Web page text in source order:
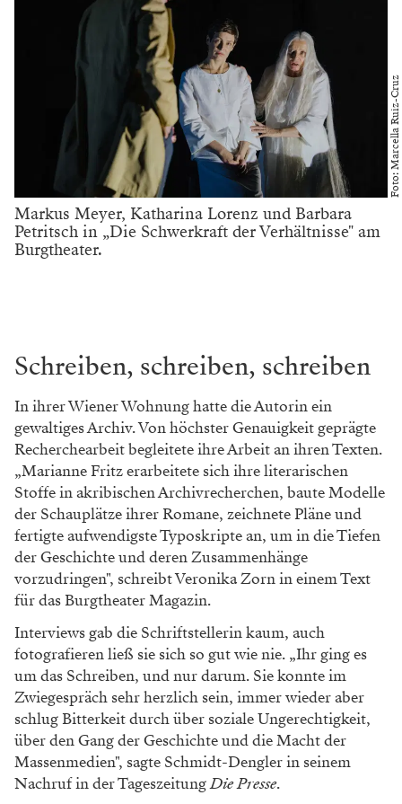
Foto: Marcella Ruiz-Cruz
Markus Meyer, Katharina Lorenz und Barbara
Petritsch in „Die Schwerkraft der Verhältnisse" am
Burgtheater.
Schreiben, schreiben, schreiben
In ihrer Wiener Wohnung hatte die Autorin ein
gewaltiges Archiv. Von höchster Genauigkeit geprägte
Recherchearbeit begleitete ihre Arbeit an ihren Texten.
„Marianne Fritz erarbeitete sich ihre literarischen
Stoffe in akribischen Archivrecherchen, baute Modelle
der Schauplätze ihrer Romane, zeichnete Pläne und
fertigte aufwendigste Typoskripte an, um in die Tiefen
der Geschichte und deren Zusammenhänge
vorzudringen", schreibt Veronika Zorn in einem Text
für das Burgtheater Magazin.
Interviews gab die Schriftstellerin kaum, auch
fotografieren ließ sie sich so gut wie nie. „Ihr ging es
um das Schreiben, und nur darum. Sie konnte im
Zwiegespräch sehr herzlich sein, immer wieder aber
schlug Bitterkeit durch über soziale Ungerechtigkeit,
über den Gang der Geschichte und die Macht der
Massenmedien", sagte Schmidt-Dengler in seinem
Nachruf in der TageszeitungDie Presse.